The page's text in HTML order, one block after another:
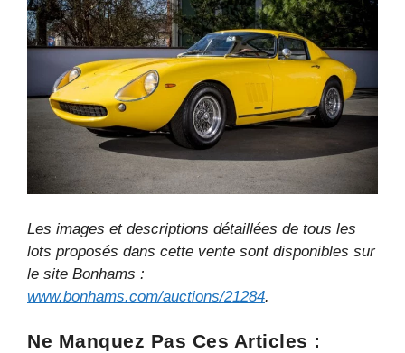
Les images et descriptions détaillées de tous les
lots proposés dans cette vente sont disponibles sur
le site Bonhams :
www.bonhams.com/auctions/21284.
Ne Manquez Pas Ces Articles :